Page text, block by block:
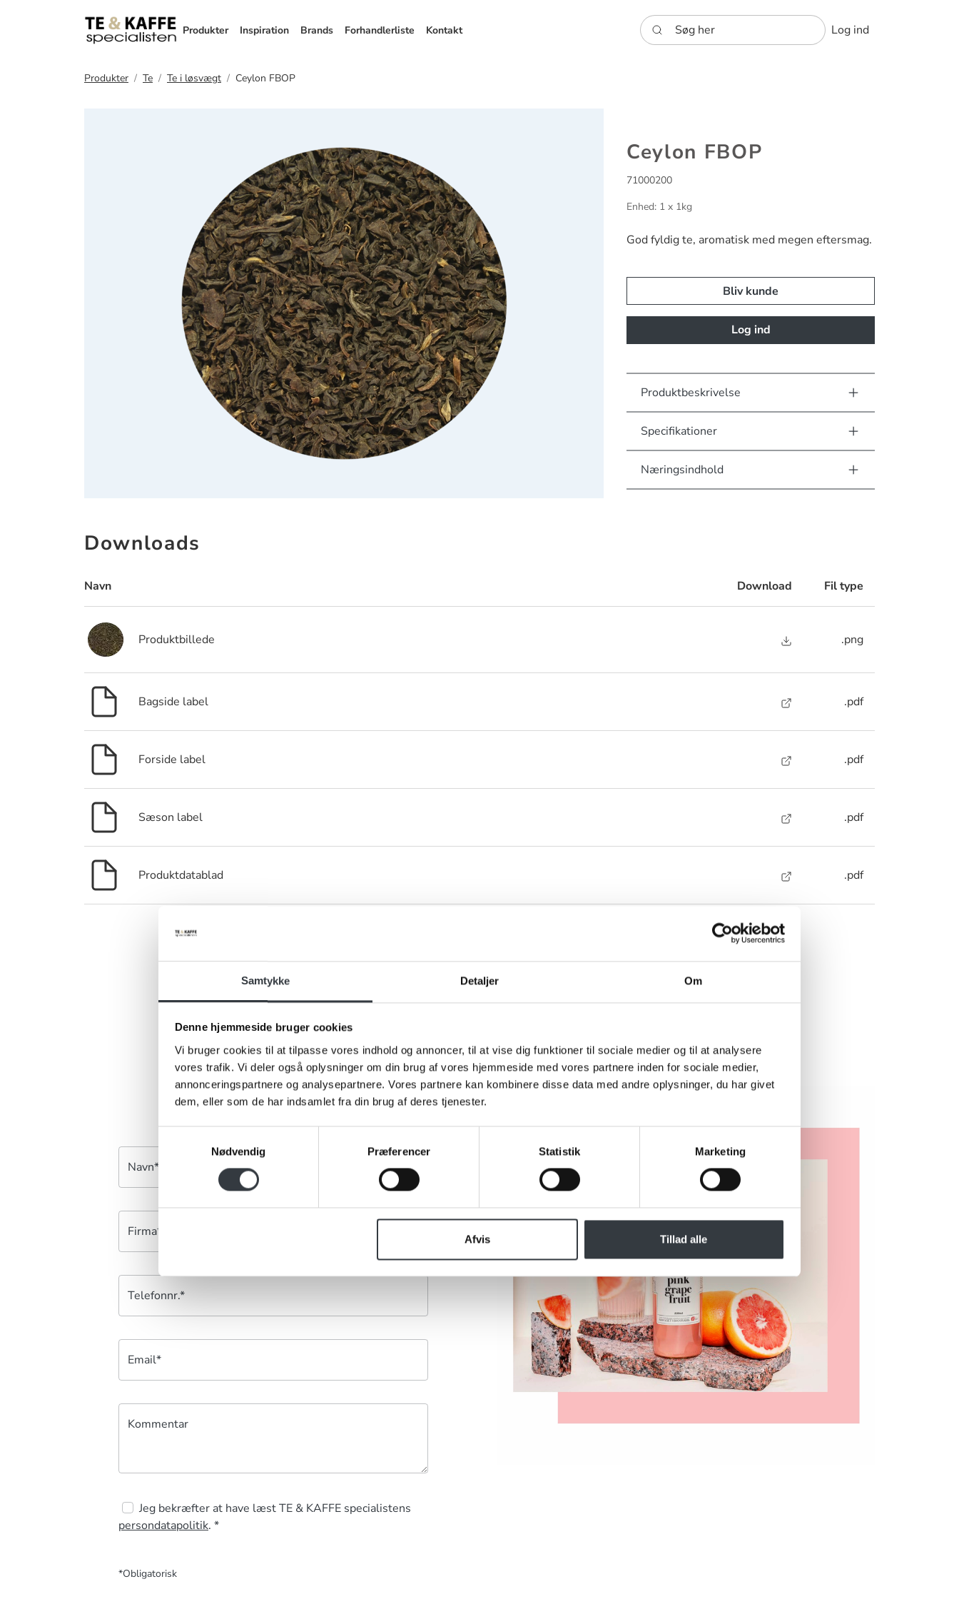
Samtykke Detaljer Om
Denne hjemmeside bruger cookies
Vi bruger cookies til at tilpasse vores indhold og annoncer, til at vise dig funktioner til sociale medier og til at analysere
vores trafik. Vi deler også oplysninger om din brug af vores hjemmeside med vores partnere inden for sociale medier,
annonceringspartnere og analysepartnere. Vores partnere kan kombinere disse data med andre oplysninger, du har givet
dem, eller som de har indsamlet fra din brug af deres tjenester.
Nødvendig
Præferencer Statistik Marketing
Afvis Tillad alle
Produkter Inspiration Brands Forhandlerliste Kontakt Søg her Log ind
Produkter Te Te i løsvægt Ceylon FBOP
Ceylon FBOP
71000200
Enhed: 1 x 1kg
God fyldig te, aromatisk med megen eftersmag.
Bliv kunde
Log ind
Produktbeskrivelse
Specifikationer
Næringsindhold
Downloads
Navn Download Fil type
Produktbillede .png
Bagside label .pdf
Forside label .pdf
Sæson label .pdf
Produktdatablad .pdf
Er du klar til en snak om vores varer?
Har du ris, ros eller spørgsmål til os, hører vi meget gerne fra dig. Udfyld nedenstående
kontaktformular og send den til os, så vender vi tilbage til dig hurtigst muligt.
Navn*
Firma*
Telefonnr.*
Email*
Kommentar
Jeg bekræfter at have læst TE & KAFFE specialistens
persondatapolitik. *
*Obligatorisk